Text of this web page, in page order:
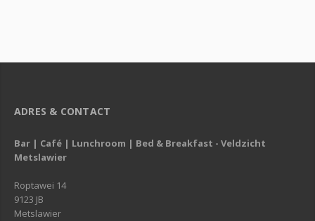
ADRES & CONTACT
Bar | Café | Lunchroom | Bed & Breakfast - Veldzicht
Metslawier
Roptawei 14
9123 JB
Metslawier